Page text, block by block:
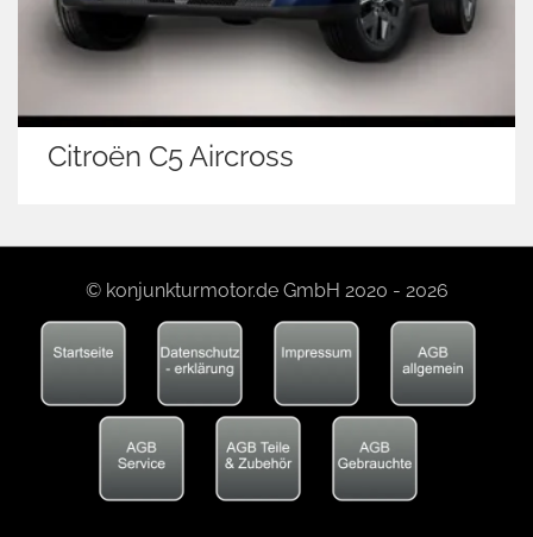
Citroën C5 Aircross
© konjunkturmotor.de GmbH 2020 - 2026